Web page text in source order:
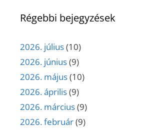
Régebbi bejegyzések
2026. július(10)
2026. június(9)
2026. május(10)
2026. április(9)
2026. március(9)
2026. február(9)